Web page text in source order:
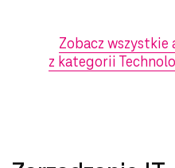
Zobacz wszystkie
z kategorii